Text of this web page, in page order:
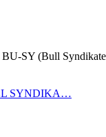
BU-SY (Bull
SYNDIKA…